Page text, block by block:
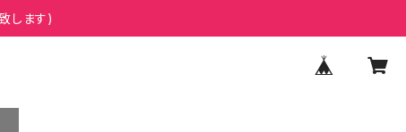
します)